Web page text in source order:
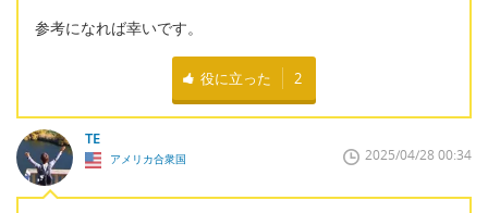
参考になれば幸いです。
役に立った 2
TE
アメリカ合衆国 2025/04/28 00:34